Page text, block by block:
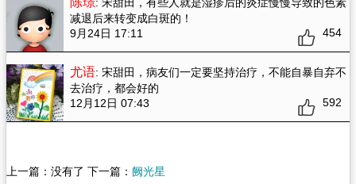
: 宋甜田 ，有些人就是湿疹后的炎症慢慢导致的色素
减退后来转变成白斑的！
9月24日 17:11
454
尤语: 宋甜田 ，病友们一定要坚持治疗，不能自暴自弃不
去治疗，都会好的
12月12日 07:43
592
上一篇：没有了 下一篇： 阙光星